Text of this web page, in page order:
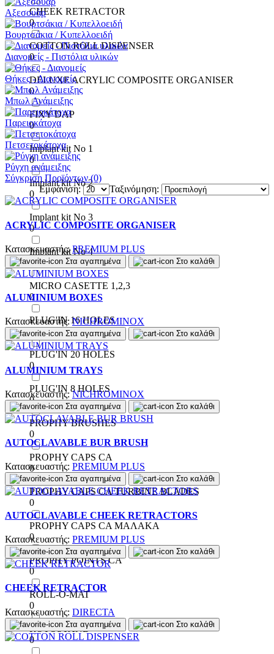
CHEEK RETRACTOR
0
COTTON ROLL DISPENSER
0
DELUXE ACRYLIC COMPOSITE ORGANISER
0
FIXY DAP
0
Implant kit No 1
0
Implant kit No 2
0
Implant kit No 3
0
Implant kit No 4
0
MICRO CASETTE 1,2,3
0
PLUG'IN 16 HOLES
0
PLUG'IN 20 HOLES
0
PLUG'IN 8 HOLES
0
PROPHY BRUSHES
0
PROPHY CAPS CA
0
PROPHY CAPS CA TURBINE BLADES
0
PROPHY CAPS CA ΜΑΛΑΚΑ
0
PROPHY POINTS CA
0
ROLL-O-MAT
0
ROTOSTAND
0
Αξεσουάρ
Βουρτσάκια / Κυπελλοειδή
Διανομείς - Πιστόλια υλικών
Θήκες - Διανομείς
Μπωλ Ανάμειξης
Παρειοκάτοχα
Πετσετοκάτοχα
Ρύγχη ανάμειξης
Σύγκριση Προϊόντων (0)
Ταξινόμηση:
Εμφάνιση:
ACRYLIC COMPOSITE ORGANISER
Κατασκευαστής:PREMIUM PLUS
Στα αγαπημένα Στο καλάθι
ALUMINIUM BOXES
Κατασκευαστής:NICHROMINOX
Στα αγαπημένα Στο καλάθι
ALUMINIUM TRAYS
Κατασκευαστής:NICHROMINOX
Στα αγαπημένα Στο καλάθι
AUTOCLAVABLE BUR BRUSH
Κατασκευαστής: PREMIUM PLUS
Στα αγαπημένα Στο καλάθι
AUTOCLAVABLE CHEEK RETRACTORS
Κατασκευαστής: PREMIUM PLUS
Στα αγαπημένα Στο καλάθι
CHEEK RETRACTOR
Κατασκευαστής: DIRECTA
Στα αγαπημένα Στο καλάθι